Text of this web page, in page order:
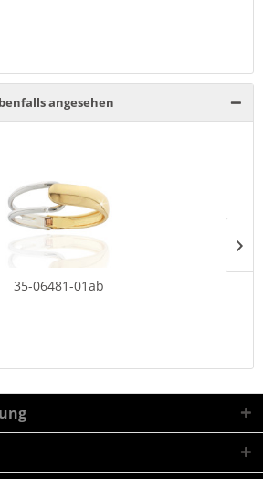
angesehen
35-06481-01ab